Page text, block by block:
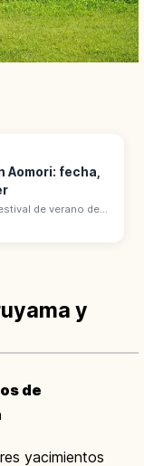
Aomori: fecha,
de verano de
Carrozas
y
de
yacimientos